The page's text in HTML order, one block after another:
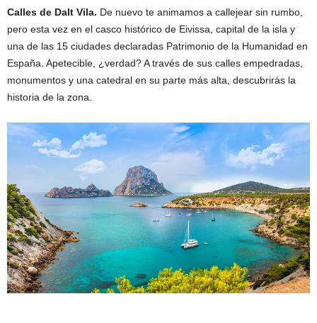
Calles de Dalt Vila. De nuevo te animamos a callejear sin rumbo,
pero esta vez en el casco histórico de Eivissa, capital de la isla y
una de las 15 ciudades declaradas Patrimonio de la Humanidad en
España. Apetecible, ¿verdad? A través de sus calles empedradas,
monumentos y una catedral en su parte más alta, descubrirás la
historia de la zona.